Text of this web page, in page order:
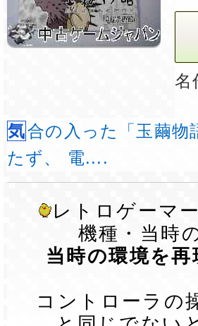
名
気合の入った「玉繭物語」の体験版 体験版とは銘打
たず、 電....
レトロゲーマ
機種・当時
当時の環境を再
コントローラの